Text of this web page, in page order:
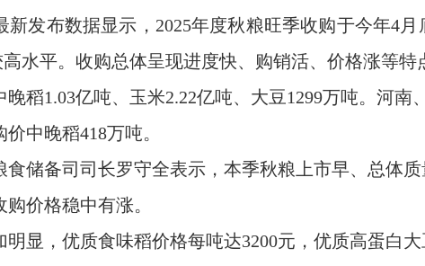
新发布数据显示，2025年度秋粮旺季收购于今年4
水平。收购总体呈现进度快、购销活、价格涨等特
稻1.03亿吨、玉米2.22亿吨、大豆1299万吨。河
中晚稻418万吨。
食储备司司长罗守全表示，本季秋粮上市早、总体
价格稳中有涨。
显，优质食味稻价格每吨达3200元，优质高蛋白大